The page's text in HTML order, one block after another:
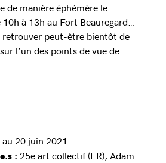
de manière éphémère le
à 13h au Fort Beauregard…
retrouver peut-être bientôt de
l’un des points de vue de
20 juin 2021
: 25e art collectif (FR), Adam